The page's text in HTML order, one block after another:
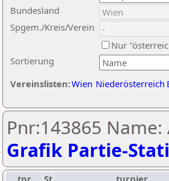
Sortierung
Bundesland
Spgem./Kreis/Verein
Nur
Vereinslisten:Wien Niederösterreich
Pnr:143865
Grafik Partie-
tnr St turnier